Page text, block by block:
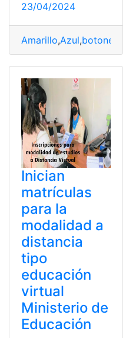
23/04/2024
Amarillo,Azul,botones
Inician
matrículas
para la
modalidad a
distancia
tipo
educación
virtual
Ministerio de
Educación